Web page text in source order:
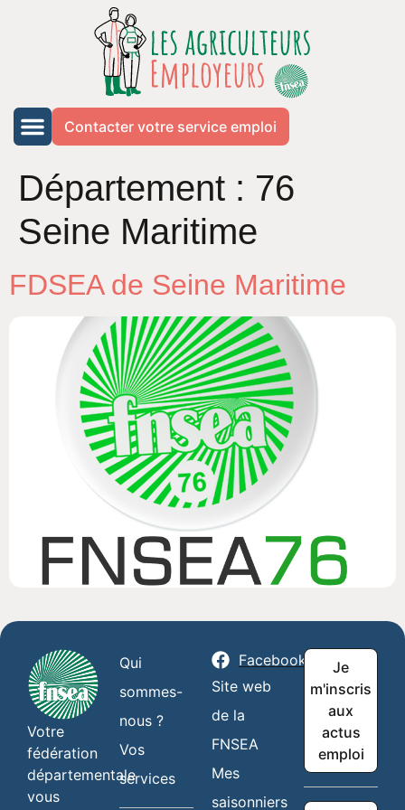
Contacter votre service emploi
Département : 76
Seine Maritime
FDSEA de Seine Maritime
Votre
fédération
départementale
vous
Qui
sommes-
nous ?
Vos
services
Facebook
Site web
de la
FNSEA
Mes
saisonniers
Je
m'inscris
aux
actus
emploi